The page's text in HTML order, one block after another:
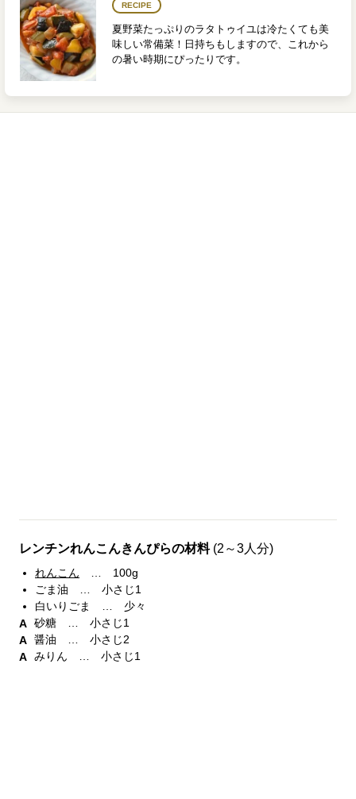
RECIPE
夏野菜たっぷりのラタトゥイユは冷たくても美
味しい常備菜！日持ちもしますので、これから
の暑い時期にぴったりです。
レンチンれんこんきんぴらの材料 (2～3人分)
れんこん … 100g
ごま油 … 小さじ1
白いりごま … 少々
砂糖 … 小さじ1
醤油 … 小さじ2
みりん … 小さじ1